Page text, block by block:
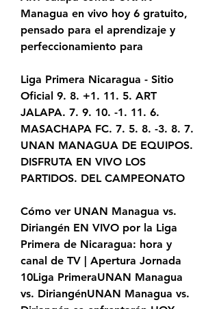
Managua en vivo hoy 6 gratuito,
pensado para el aprendizaje y
perfeccionamiento para
Liga Primera Nicaragua - Sitio
Oficial 9. 8. +1. 11. 5. ART
JALAPA. 7. 9. 10. -1. 11. 6.
MASACHAPA FC. 7. 5. 8. -3. 8. 7.
UNAN MANAGUA DE EQUIPOS.
DISFRUTA EN VIVO LOS
PARTIDOS. DEL CAMPEONATO
Cómo ver UNAN Managua vs.
Diriangén EN VIVO por la Liga
Primera de Nicaragua: hora y
canal de TV | Apertura Jornada
10Liga PrimeraUNAN Managua
vs. DiriangénUNAN Managua vs.